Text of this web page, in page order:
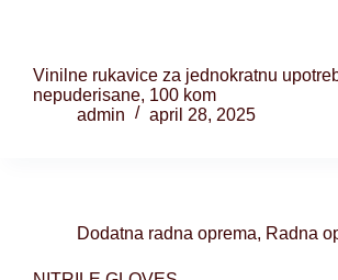
Vinilne rukavice za jednokratnu
nepuderisane, 100 kom
admin
april 28, 2025
Dodatna radna oprema, Radna